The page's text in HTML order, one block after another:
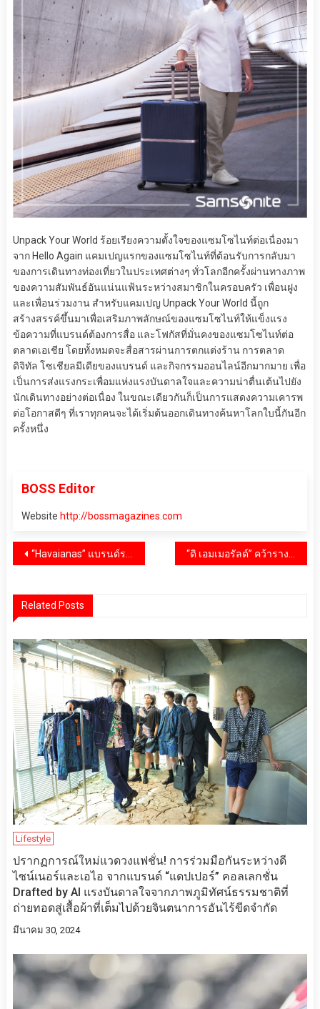
Unpack Your World ร้อยเรียงความตั้งใจของแซมโซไนท์ต่อเนื่องมา
จาก Hello Again แคมเปญแรกของแซมโซไนท์ที่ต้อนรับการกลับมา
ของการเดินทางท่องเที่ยวในประเทศต่างๆ ทั่วโลกอีกครั้งผ่านทางภาพ
ของความสัมพันธ์อันแน่นแฟ้นระหว่างสมาชิกในครอบครัว เพื่อนฝูง
และเพื่อนร่วมงาน สำหรับแคมเปญ Unpack Your World นี้ถูก
สร้างสรรค์ขึ้นมาเพื่อเสริมภาพลักษณ์ของแซมโซไนท์ให้แข็งแรง
ข้อความที่แบรนด์ต้องการสื่อ และโฟกัสที่มั่นคงของแซมโซไนท์ต่อ
ตลาดเอเชีย โดยทั้งหมดจะสื่อสารผ่านการตกแต่งร้าน การตลาด
ดิจิทัล โซเชียลมีเดียของแบรนด์ และกิจกรรมออนไลน์อีกมากมาย เพื่อ
เป็นการส่งแรงกระเพื่อมแห่งแรงบันดาลใจและความน่าตื่นเต้นไปยัง
นักเดินทางอย่างต่อเนื่อง ในขณะเดียวกันก็เป็นการแสดงความเคารพ
ต่อโอกาสดีๆ ที่เราทุกคนจะได้เริ่มต้นออกเดินทางค้นหาโลกใบนี้กันอีก
ครั้งหนึ่ง
BOSS Editor
Website http://bossmagazines.com
แนะแนว
“Havaianas” แบรนด์รองเท้าแตะสัญชาติบราซิลที่มอบความสนุกในทุกก้าวของทุกไลฟ์สไตล์การใช้ชีวิต
Related Posts
Lifestyle
ปรากฏการณ์ใหม่แวดวงแฟชั่น! การร่วมมือกันระหว่างดี
ไซน์เนอร์และเอไอ จากแบรนด์ “แดปเปอร์” คอลเลกชั่น
Drafted by AI แรงบันดาลใจจากภาพภูมิทัศน์ธรรมชาติที่
ถ่ายทอดสู่เสื้อผ้าที่เต็มไปด้วยจินตนาการอันไร้ขีดจำกัด
มีนาคม 30, 2024